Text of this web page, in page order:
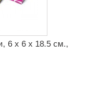
6 x 6 x 18.5 см.,